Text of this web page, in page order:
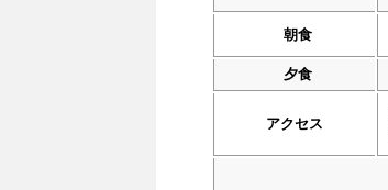
朝食
夕食
アクセス